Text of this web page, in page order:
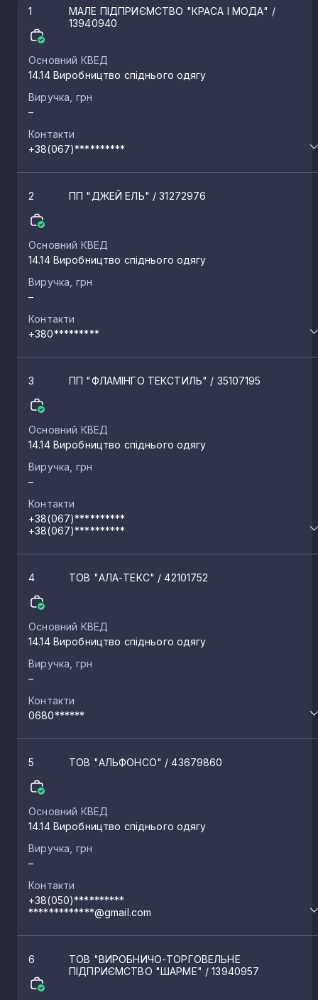
1 МАЛЕ ПІДПРИЄМСТВО "КРАСА І МОДА" /
13940940
Основний КВЕД
14.14 Виробництво спіднього одягу
Виручка, грн
–
Контакти
+38(067)**********
2 ПП "ДЖЕЙ ЕЛЬ" / 31272976
Основний КВЕД
14.14 Виробництво спіднього одягу
Виручка, грн
–
Контакти
+380*********
3 ПП "ФЛАМІНГО ТЕКСТИЛЬ" / 35107195
Основний КВЕД
14.14 Виробництво спіднього одягу
Виручка, грн
–
Контакти
+38(067)**********
+38(067)**********
4 ТОВ "АЛА-ТЕКС" / 42101752
Основний КВЕД
14.14 Виробництво спіднього одягу
Виручка, грн
–
Контакти
0680******
5 ТОВ "АЛЬФОНСО" / 43679860
Основний КВЕД
14.14 Виробництво спіднього одягу
Виручка, грн
–
Контакти
+38(050)**********
*************@gmail.com
6
ТОВ "ВИРОБНИЧО-ТОРГОВЕЛЬНЕ
ПІДПРИЄМСТВО "ШАРМЕ" / 13940957